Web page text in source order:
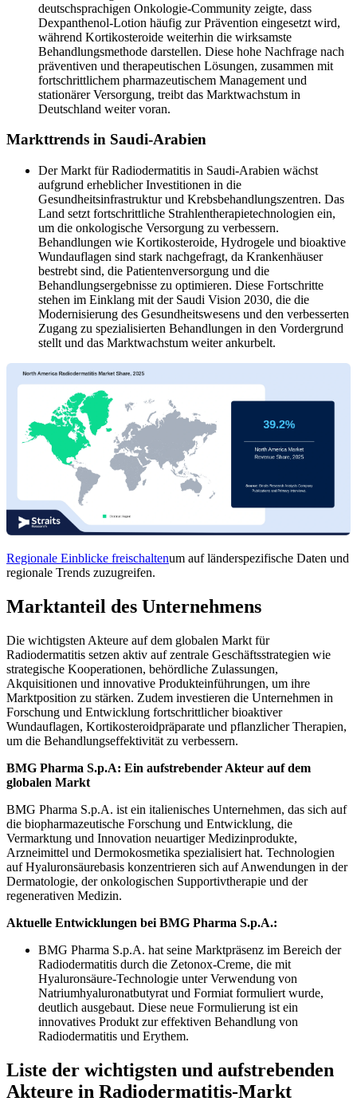
deutschsprachigen Onkologie-Community zeigte, dass
Dexpanthenol-Lotion häufig zur Prävention eingesetzt wird,
während Kortikosteroide weiterhin die wirksamste
Behandlungsmethode darstellen. Diese hohe Nachfrage nach
präventiven und therapeutischen Lösungen, zusammen mit
fortschrittlichem pharmazeutischem Management und
stationärer Versorgung, treibt das Marktwachstum in
Deutschland weiter voran.
Markttrends in Saudi-Arabien
Der Markt für Radiodermatitis in Saudi-Arabien wächst
aufgrund erheblicher Investitionen in die
Gesundheitsinfrastruktur und Krebsbehandlungszentren. Das
Land setzt fortschrittliche Strahlentherapietechnologien ein,
um die onkologische Versorgung zu verbessern.
Behandlungen wie Kortikosteroide, Hydrogele und bioaktive
Wundauflagen sind stark nachgefragt, da Krankenhäuser
bestrebt sind, die Patientenversorgung und die
Behandlungsergebnisse zu optimieren. Diese Fortschritte
stehen im Einklang mit der Saudi Vision 2030, die die
Modernisierung des Gesundheitswesens und den verbesserten
Zugang zu spezialisierten Behandlungen in den Vordergrund
stellt und das Marktwachstum weiter ankurbelt.
Regionale Einblicke freischaltenum auf länderspezifische Daten und
regionale Trends zuzugreifen.
Marktanteil des Unternehmens
Die wichtigsten Akteure auf dem globalen Markt für
Radiodermatitis setzen aktiv auf zentrale Geschäftsstrategien wie
strategische Kooperationen, behördliche Zulassungen,
Akquisitionen und innovative Produkteinführungen, um ihre
Marktposition zu stärken. Zudem investieren die Unternehmen in
Forschung und Entwicklung fortschrittlicher bioaktiver
Wundauflagen, Kortikosteroidpräparate und pflanzlicher Therapien,
um die Behandlungseffektivität zu verbessern.
BMG Pharma S.p.A: Ein aufstrebender Akteur auf dem
globalen Markt
BMG Pharma S.p.A. ist ein italienisches Unternehmen, das sich auf
die biopharmazeutische Forschung und Entwicklung, die
Vermarktung und Innovation neuartiger Medizinprodukte,
Arzneimittel und Dermokosmetika spezialisiert hat. Technologien
auf Hyaluronsäurebasis konzentrieren sich auf Anwendungen in der
Dermatologie, der onkologischen Supportivtherapie und der
regenerativen Medizin.
Aktuelle Entwicklungen bei BMG Pharma S.p.A.:
BMG Pharma S.p.A. hat seine Marktpräsenz im Bereich der
Radiodermatitis durch die Zetonox-Creme, die mit
Hyaluronsäure-Technologie unter Verwendung von
Natriumhyaluronatbutyrat und Formiat formuliert wurde,
deutlich ausgebaut. Diese neue Formulierung ist ein
innovatives Produkt zur effektiven Behandlung von
Radiodermatitis und Erythem.
Liste der wichtigsten und aufstrebenden
Akteure in Radiodermatitis-Markt